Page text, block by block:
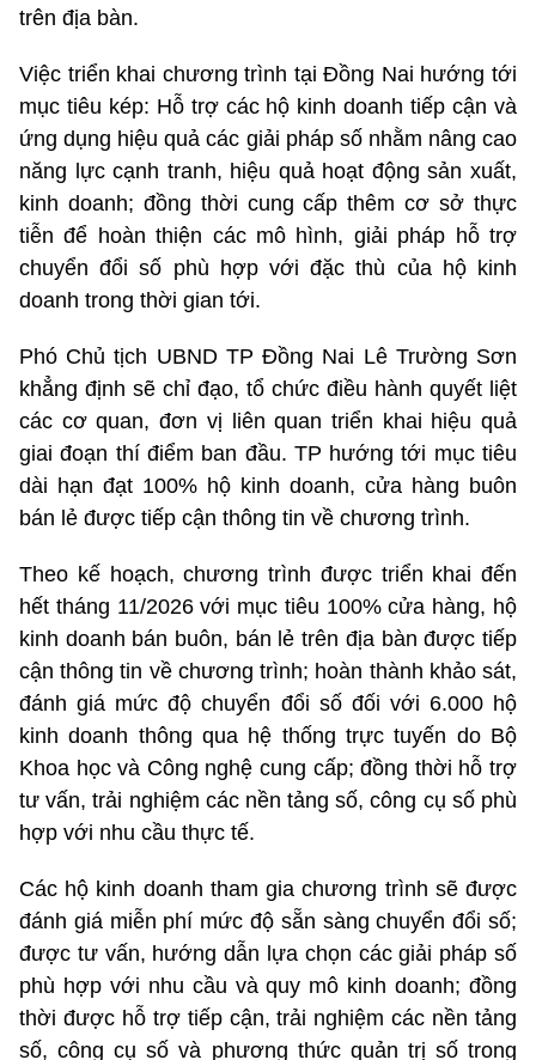
trên địa bàn.
Việc triển khai chương trình tại Đồng Nai hướng tới
mục tiêu kép: Hỗ trợ các hộ kinh doanh tiếp cận và
ứng dụng hiệu quả các giải pháp sốnhằm nâng cao
năng lực cạnh tranh, hiệu quả hoạt động sản xuất,
kinh doanh; đồng thời cung cấp thêm cơ sở thực
tiễn để hoàn thiện các mô hình, giải pháp hỗ trợ
chuyển đổi số phù hợp với đặc thù của hộ kinh
doanh trong thời gian tới.
Phó Chủ tịch UBND TP Đồng Nai Lê Trường Sơn
khẳng định sẽ chỉ đạo, tổ chức điều hành quyết liệt
các cơ quan, đơn vị liên quan triển khai hiệu quả
giai đoạn thí điểm ban đầu. TP hướng tới mục tiêu
dài hạn đạt 100% hộ kinh doanh, cửa hàng buôn
bán lẻ được tiếp cận thông tin về chương trình.
Theo kế hoạch, chương trình được triển khai đến
hết tháng 11/2026 với mục tiêu 100% cửa hàng, hộ
kinh doanh bán buôn, bán lẻ trên địa bàn được tiếp
cận thông tin về chương trình; hoàn thành khảo sát,
đánh giá mức độ chuyển đổi số đối với 6.000 hộ
kinh doanh thông qua hệ thống trực tuyến do Bộ
Khoa học và Công nghệ cung cấp; đồng thời hỗ trợ
tư vấn, trải nghiệm các nền tảng số, công cụ số phù
hợp với nhu cầu thực tế.
Các hộ kinh doanh tham giachương trình sẽ được
đánh giá miễn phí mức độ sẵn sàng chuyển đổi số;
được tư vấn, hướng dẫn lựa chọn các giải pháp số
phù hợp với nhu cầu và quy mô kinh doanh; đồng
thời được hỗ trợ tiếp cận, trải nghiệm các nền tảng
số, công cụ số và phương thức quản trị số trong